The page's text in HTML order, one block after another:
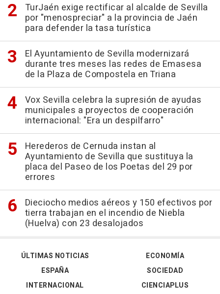
TurJaén exige rectificar al alcalde de Sevilla
por "menospreciar" a la provincia de Jaén
para defender la tasa turística
El Ayuntamiento de Sevilla modernizará
durante tres meses las redes de Emasesa
de la Plaza de Compostela en Triana
Vox Sevilla celebra la supresión de ayudas
municipales a proyectos de cooperación
internacional: "Era un despilfarro"
Herederos de Cernuda instan al
Ayuntamiento de Sevilla que sustituya la
placa del Paseo de los Poetas del 29 por
errores
Dieciocho medios aéreos y 150 efectivos por
tierra trabajan en el incendio de Niebla
(Huelva) con 23 desalojados
ÚLTIMAS NOTICIAS
ESPAÑA
INTERNACIONAL
ECONOMÍA
SOCIEDAD
CIENCIAPLUS